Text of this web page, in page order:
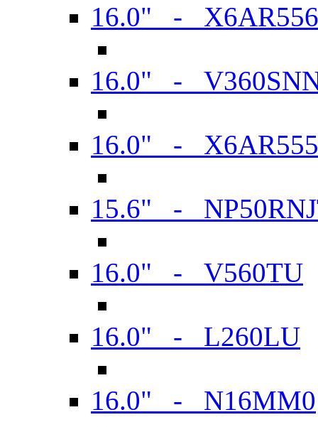
16.0" -
16.0" -
16.0" -
15.6" -
16.0" - V560TU
16.0" - L260LU
16.0" - N16MM0